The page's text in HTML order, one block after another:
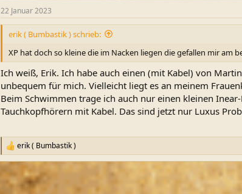
22 Januar 2023
erik ( Bumbastik ) schrieb:
XP hat doch so kleine die im Nacken liegen die gefallen mir am
Ich weiß, Erik. Ich habe auch einen (mit Kabel) von
unbequem für mich. Vielleicht liegt es an meinem
Beim Schwimmen trage ich auch nur einen kleinen
Tauchkopfhörern mit Kabel. Das sind jetzt nur Luxus
R
e
erik ( Bumbastik )